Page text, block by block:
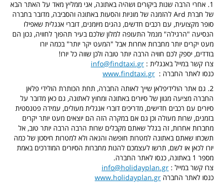
1. אחרי הרבה שנות ביקורים ושהיה באתונה, אני ממליץ מאד על האתר הבא
של חברת Ard להזמנה של מוניות והסעות באתונה והסביבה, מדובר בחברה
סופר מקצועית, עם רכבים חדשים, נהגים מיומנים, דוברי אנגלית שאפילו
הנסיעה "הרגילה" מנמל התעופה למלון שלכם בעיר תהפוך לחוויה, נכון הם
מעט יקרים יותר מחברות אחרות אבל "המעט יקר יותר" בכמה יורו
בודדים, יספק לכם חוויה הרבה יותר טובה ולכן שווה כל יורו!
צרו קשר במייל באנגלית : info@findtaxi.gr
כנסו לאתר החברה : www.findtaxi.gr
2. גם אתר הולידיפלאן שייך לאותה החברה, תחת הכותרת הולידי פלאן
החברה מציעה מגוון של סיורים באתונה ומחוץ לאתונה, גם כאן מדובר על
סיורים עם רכבים חדישים, מדריכים דוברי אנגלית מעולים, עמידה פטנסטית
בזמנים, שרות מעולה וכן גם אם במקרה הזה הם יוצאים מעט יותר יקרים
מחברות אחרות, זה בגלל שאתם מקבלים שרות הרבה הרבה יותר טוב, אל
תשכחו שאתם באתונה למטרות חופשה והנאה ולא למטרות חיסכון של כמה
יורו לכאן או לשם, תרשו לעצמכם להנות מחברות הסיורים המודרכים באמת
מספר 1 באתונה, כנסו לאתר החברה.
צרו קשר במייל : info@holidayplan.gr
כנסו לאתר החברה www.holidayplan.gr